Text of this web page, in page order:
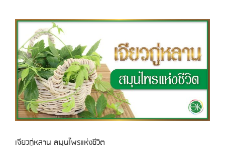
เจียวกู่หลาน สมุนไพรแห่งชีวิต